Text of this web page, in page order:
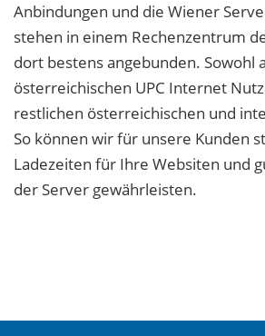
Anbindungen und die Wiener
stehen in einem Rechenzentrum
dort bestens angebunden. Sowohl
österreichischen UPC Internet
restlichen österreichischen und
So können wir für unsere Kunden
Ladezeiten für Ihre Websiten und
der Server gewährleisten.